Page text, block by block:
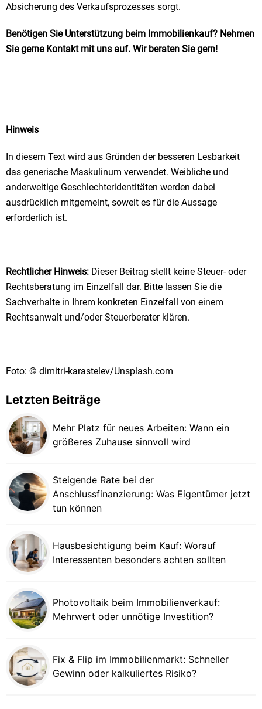
Absicherung des Verkaufsprozesses sorgt.
Benötigen Sie Unterstützung beim Immobilienkauf? Nehmen
Sie gerne Kontakt mit uns auf. Wir beraten Sie gern!
Hinweis
In diesem Text wird aus Gründen der besseren Lesbarkeit
das generische Maskulinum verwendet. Weibliche und
anderweitige Geschlechteridentitäten werden dabei
ausdrücklich mitgemeint, soweit es für die Aussage
erforderlich ist.
Rechtlicher Hinweis: Dieser Beitrag stellt keine Steuer- oder
Rechtsberatung im Einzelfall dar. Bitte lassen Sie die
Sachverhalte in Ihrem konkreten Einzelfall von einem
Rechtsanwalt und/oder Steuerberater klären.
Foto: © dimitri-karastelev/Unsplash.com
Letzten Beiträge
Mehr Platz für neues Arbeiten: Wann ein
größeres Zuhause sinnvoll wird
Steigende Rate bei der
Anschlussfinanzierung: Was Eigentümer jetzt
tun können
Hausbesichtigung beim Kauf: Worauf
Interessenten besonders achten sollten
Photovoltaik beim Immobilienverkauf:
Mehrwert oder unnötige Investition?
Fix & Flip im Immobilienmarkt: Schneller
Gewinn oder kalkuliertes Risiko?